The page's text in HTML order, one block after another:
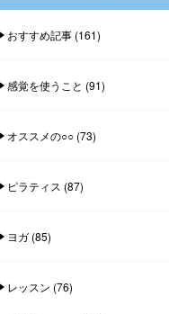
おすすめ記事(161)
感覚を使うこと (91)
オススメの○○(73)
ピラティス (87)
ヨガ(85)
レッスン (76)